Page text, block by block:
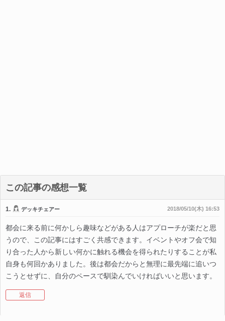
この記事の感想一覧
1. デッキチェアー 2018/05/10(木) 16:53
都会に来る前に何かしら趣味などがある人はアプローチが楽だと思
うので、この記事にはすごく共感できます。イベントやオフ会で知
り合った人から新しい何かに触れる機会を得られたりすることが私
自身も何回かありました。後は都会だからと無理に最先端に追いつ
こうとせずに、自分のペースで馴染んでいければいいと思います。
返信